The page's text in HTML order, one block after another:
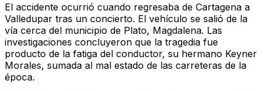
El accidente ocurrió cuando regresaba de Cartagena a
Valledupar tras un concierto. El vehículo se salió de la
vía cerca del municipio de Plato, Magdalena. Las
investigaciones concluyeron que la tragedia fue
producto de la fatiga del conductor, su hermano Keyner
Morales, sumada al mal estado de las carreteras de la
época.